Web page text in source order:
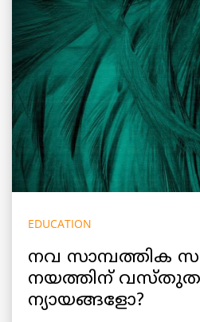
EDUCATION
നവ സാമ്പത്തിക
നയത്തിന്
ന്യായങ്ങളോ?